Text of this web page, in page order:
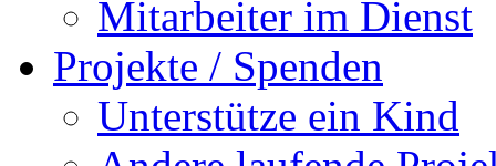
Mitarbeiter im Dienst
Projekte / Spenden
Unterstütze ein Kind